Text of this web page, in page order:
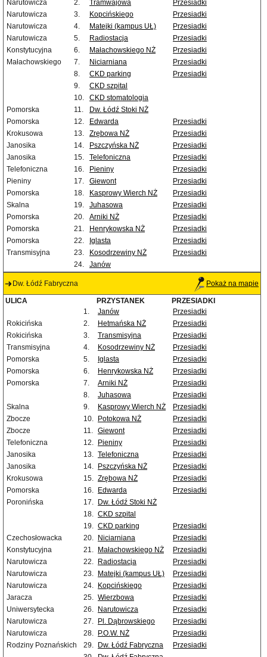
Narutowicza
2. Tramwajowa
Przesiadki
Narutowicza
3. Kopcińskiego
Przesiadki
Narutowicza
4. Matejki (kampus UŁ)
Przesiadki
Narutowicza
5. Radiostacja
Przesiadki
Konstytucyjna
6. Małachowskiego NŻ
Przesiadki
Małachowskiego
7. Niciarniana
Przesiadki
8.
CKD parking
Przesiadki
9.
CKD szpital
10.
CKD stomatologia
Pomorska
11.
Dw. Łódź Stoki NŻ
Pomorska
12. Edwarda
Przesiadki
Krokusowa
13. Zrębowa NŻ
Przesiadki
Janosika
14. Pszczyńska NŻ
Przesiadki
Janosika
15. Telefoniczna
Przesiadki
Telefoniczna
16. Pieniny
Przesiadki
Pieniny
17. Giewont
Przesiadki
Pomorska
18. Kasprowy Wierch NŻ
Przesiadki
Skalna
19. Juhasowa
Przesiadki
Pomorska
20. Arniki NŻ
Przesiadki
Pomorska
21. Henrykowska NŻ
Przesiadki
Pomorska
22. Iglasta
Przesiadki
Transmisyjna
23. Kosodrzewiny NŻ
Przesiadki
24.
Janów
Dw. Łódź Fabryczna Pokaż na mapie
ULICA PRZYSTANEK
PRZESIADKI
1.
Janów
Przesiadki
Rokicińska
2. Hetmańska NŻ
Przesiadki
Rokicińska
3. Transmisyjna
Przesiadki
Transmisyjna
4. Kosodrzewiny NŻ
Przesiadki
Pomorska
5. Iglasta
Przesiadki
Pomorska
6. Henrykowska NŻ
Przesiadki
Pomorska
7. Arniki NŻ
Przesiadki
8.
Juhasowa
Przesiadki
Skalna
9. Kasprowy Wierch NŻ
Przesiadki
Zbocze
10. Potokowa NŻ
Przesiadki
Zbocze
11. Giewont
Przesiadki
Telefoniczna
12. Pieniny
Przesiadki
Janosika
13. Telefoniczna
Przesiadki
Janosika
14. Pszczyńska NŻ
Przesiadki
Krokusowa
15. Zrębowa NŻ
Przesiadki
Pomorska
16. Edwarda
Przesiadki
Poronińska
17.
Dw. Łódź Stoki NŻ
18. CKD szpital
19. CKD parking
Przesiadki
Czechosłowacka
20. Niciarniana
Przesiadki
Konstytucyjna
21. Małachowskiego NŻ
Przesiadki
Narutowicza
22. Radiostacja
Przesiadki
Narutowicza
23. Matejki (kampus UŁ)
Przesiadki
Narutowicza
24. Kopcińskiego
Przesiadki
Jaracza
25. Wierzbowa
Przesiadki
Uniwersytecka
26. Narutowicza
Przesiadki
Narutowicza
27. Pl. Dąbrowskiego
Przesiadki
Narutowicza
28. P.O.W. NŻ
Przesiadki
Rodziny Poznańskich
29. Dw. Łódź Fabryczna
Przesiadki